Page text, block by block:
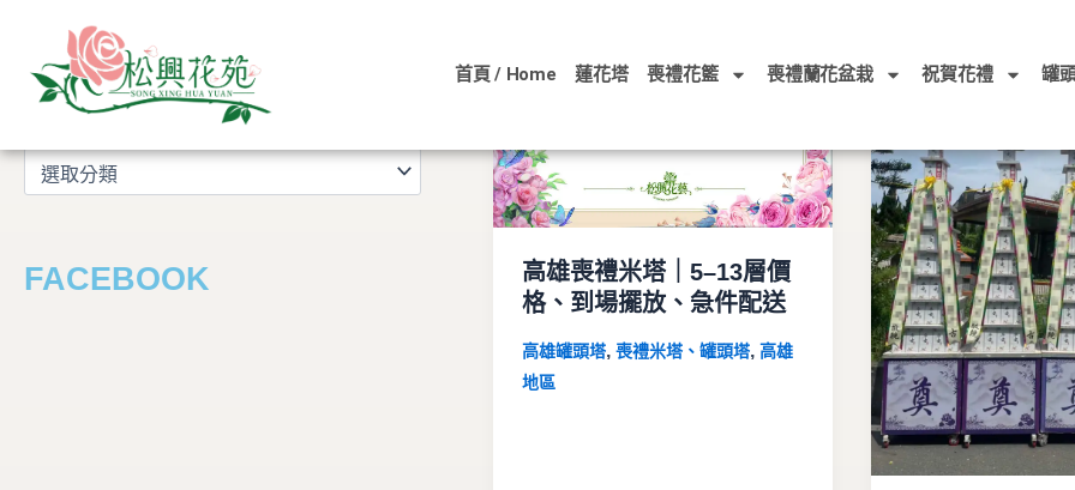
首頁 / Home 蓮花塔 喪禮花籃 喪禮蘭花盆栽 祝賀花禮 罐
文章分類
類
FACEBOOK
高雄喪禮米塔｜5–13層價
格、到場擺放、急件配送
高雄罐頭塔,喪禮米塔、罐頭塔,高雄
地區